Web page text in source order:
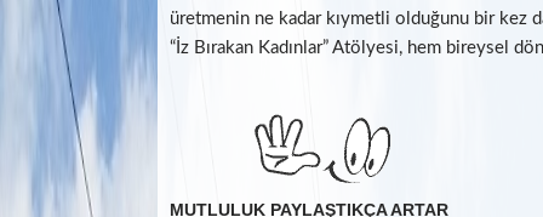
üretmenin ne kadar kıymetli olduğunu bir kez
“İz Bırakan Kadınlar” Atölyesi, hem bireysel
MUTLULUK PAYLAŞTIKÇA ARTAR